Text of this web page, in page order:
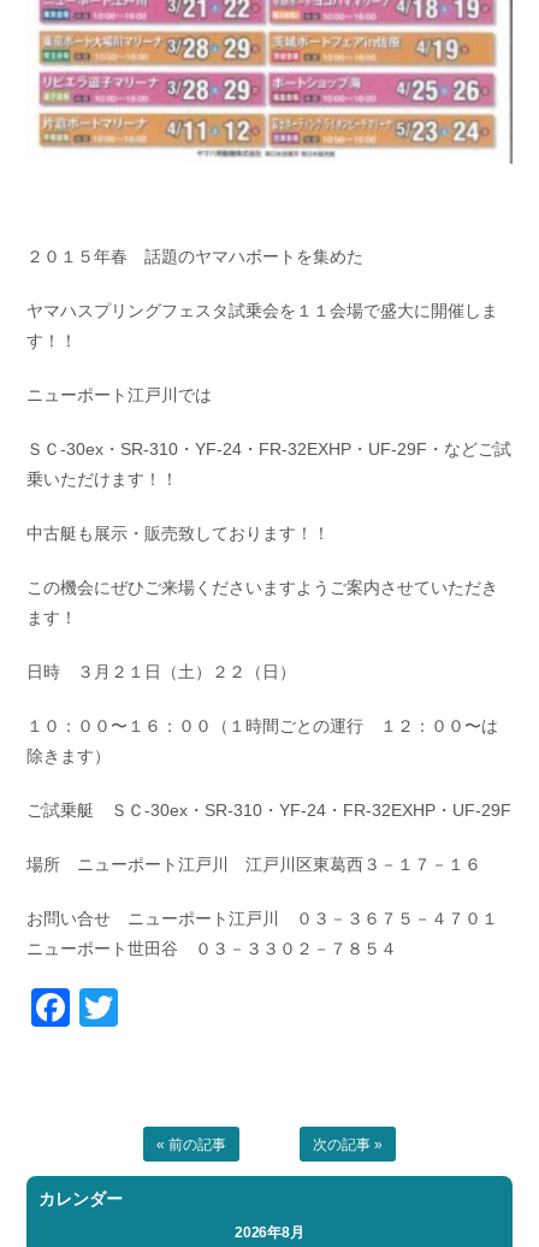
２０１５年春 話題のヤマハボートを集めた
ヤマハスプリングフェスタ試乗会を１１会場で盛大に開催しま
す！！
ニューポート江戸川では
ＳＣ-30ex・SR-310・YF-24・FR-32EXHP・UF-29F・などご試
乗いただけます！！
中古艇も展示・販売致しております！！
この機会にぜひご来場くださいますようご案内させていただき
ます！
日時 ３月２１日（土）２２（日）
１０：００〜１６：００（１時間ごとの運行 １２：００〜は
除きます）
ご試乗艇 ＳＣ-30ex・SR-310・YF-24・FR-32EXHP・UF-29F
場所 ニューポート江戸川 江戸川区東葛西３－１７－１６
お問い合せ ニューポート江戸川 ０３－３６７５－４７０１
ニューポート世田谷 ０３－３３０２－７８５４
Facebook
« 前の記事 次の記事 »
カレンダー
2026年8月